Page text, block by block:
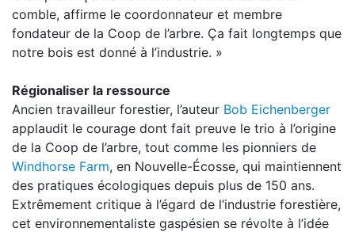
comble, affirme le coordonnateur et membre
fondateur de la Coop de l’arbre. Ça fait longtemps que
notre bois est donné à l’industrie. »
Régionaliser la ressource
Ancien travailleur forestier, l’auteur Bob Eichenberger
applaudit le courage dont fait preuve le trio à l’origine
de la Coop de l’arbre, tout comme les pionniers de
Windhorse Farm, en Nouvelle-Écosse, qui maintiennent
des pratiques écologiques depuis plus de 150 ans.
Extrêmement critique à l’égard de l’industrie forestière,
cet environnementaliste gaspésien se révolte à l’idée